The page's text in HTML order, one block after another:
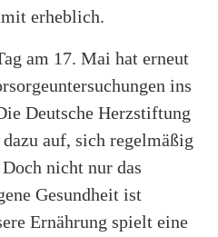
erheblich.
am 17. Mai hat erneut
ins
Deutsche Herzstiftung
auf, sich regelmäßig
nicht nur das
Gesundheit ist
Ernährung spielt eine